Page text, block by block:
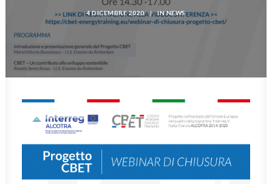
RICERCA
LOGIN
4 DICEMBRE 2020 | INNEWS